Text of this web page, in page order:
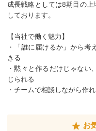
成長戦略としては8期目の
しております。
【当社で働く魅力】
・「誰に届けるか」から考
きる
・黙々と作るだけじゃない
じられる
・チームで相談しながら作
お